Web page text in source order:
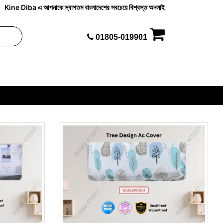
Diba এ আপনাকে স্বাগতম বাংলাদেশের সবচেয়ে বিশ্বস্ত অনলাইন সুপার শপ, kinediba.com
01805-019901